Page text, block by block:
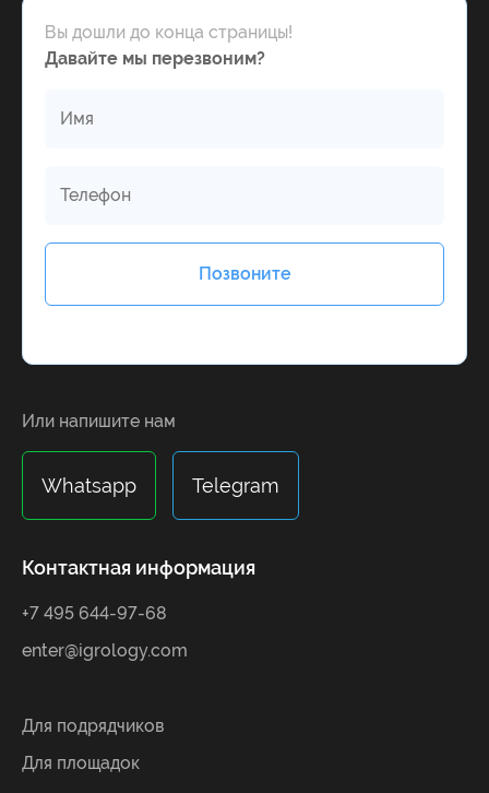
Вы дошли до конца страницы!
Давайте мы перезвоним?
Или напишите нам
Whatsapp Telegram
Контактная информация
+7 495 644-97-68
enter@igrology.com
Для подрядчиков
Для площадок